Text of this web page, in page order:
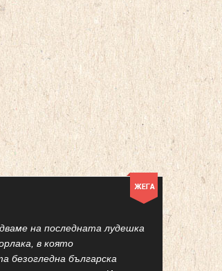
на последната лудешка
в която
безогледна българска